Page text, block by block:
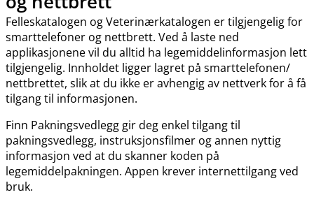
Felleskatalogen og Veterinærkatalogen er tilgjengelig for
smarttelefoner og nettbrett. Ved å laste ned
applikasjonene vil du alltid ha legemiddelinformasjon lett
tilgjengelig. Innholdet ligger lagret på smarttelefonen​/​
nettbrettet, slik at du ikke er avhengig av nettverk for å få
tilgang til informasjonen.
Finn Pakningsvedlegg gir deg enkel tilgang til
pakningsvedlegg, instruksjonsfilmer og annen nyttig
informasjon ved at du skanner koden på
legemiddelpakningen. Appen krever internettilgang ved
bruk.